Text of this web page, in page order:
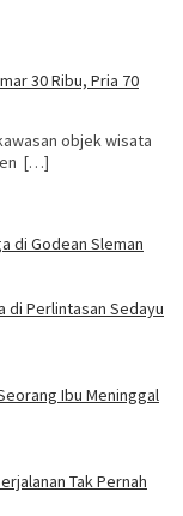
30 Ribu, Pria 70
objek wisata
[…]
di Godean Sleman
di Perlintasan Sedayu
Ibu Meninggal
Tak Pernah